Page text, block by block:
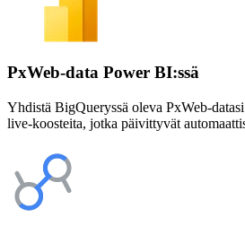
PxWeb-data Power BI:ssä
Yhdistä BigQueryssä oleva PxWeb-
live-koosteita, jotka päivittyvät